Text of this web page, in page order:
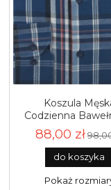
Koszula
Codzienna
Casual
kratkę z długim
w kroju
Laviino J087
88,00 zł
do koszyka
Pokaż